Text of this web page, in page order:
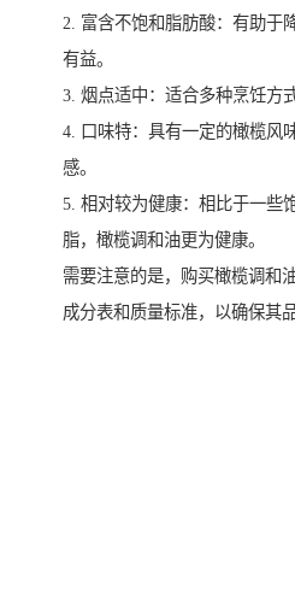
2. 富含不饱和脂肪酸：有助于
有益。
3. 烟点适中：适合多种烹饪方
4. 口味特：具有一定的橄榄风
感。
5. 相对较为健康：相比于一些
脂，橄榄调和油更为健康。
需要注意的是，购买橄榄调和
成分表和质量标准，以确保其